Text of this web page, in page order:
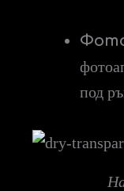
под